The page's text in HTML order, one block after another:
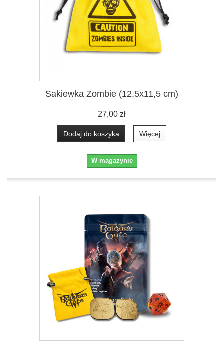
Sakiewka Zombie (12,5x11,5 cm)
27,00 zł
Dodaj do koszyka Więcej
W magazynie